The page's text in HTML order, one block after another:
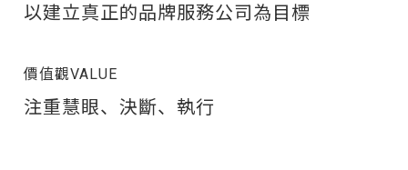
以建立真正的品牌服務公司為目標
價值觀VALUE
注重慧眼、決斷、執行